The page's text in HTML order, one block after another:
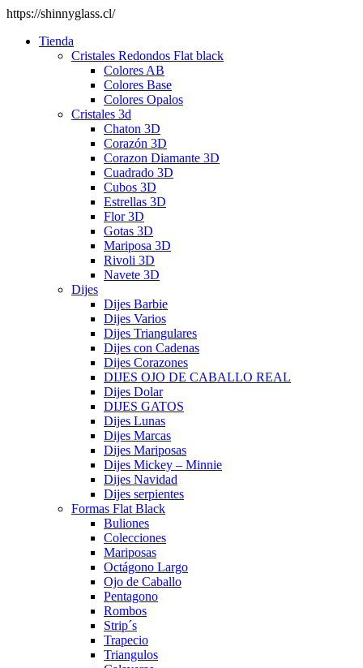
https://shinnyglass.cl/
Tienda
Cristales Redondos Flat black
Colores AB
Colores Base
Colores Opalos
Cristales 3d
Chaton 3D
Corazón 3D
Corazon Diamante 3D
Cuadrado 3D
Cubos 3D
Estrellas 3D
Flor 3D
Gotas 3D
Mariposa 3D
Rivoli 3D
Navete 3D
Dijes
Dijes Barbie
Dijes Varios
Dijes Triangulares
Dijes con Cadenas
Dijes Corazones
DIJES OJO DE CABALLO REAL
Dijes Dolar
DIJES GATOS
Dijes Lunas
Dijes Marcas
Dijes Mariposas
Dijes Mickey – Minnie
Dijes Navidad
Dijes serpientes
Formas Flat Black
Buliones
Colecciones
Mariposas
Octágono Largo
Ojo de Caballo
Pentagono
Rombos
Strip´s
Trapecio
Triangulos